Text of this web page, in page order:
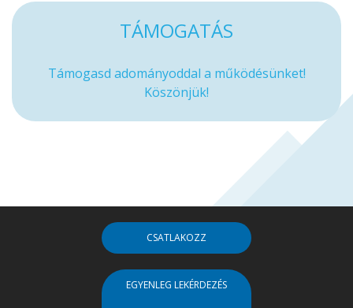
TÁMOGATÁS
Támogasd adományoddal a működésünket!
Köszönjük!
CSATLAKOZZ
EGYENLEG LEKÉRDEZÉS